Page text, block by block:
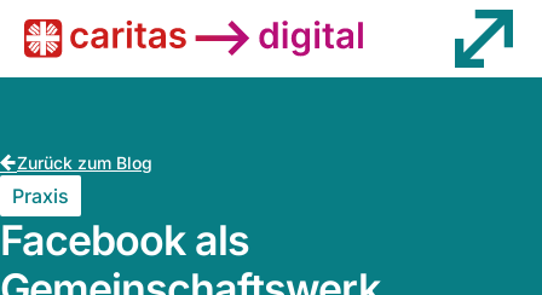
Wissen
Zurück zum Blog
Praxis
Facebook als